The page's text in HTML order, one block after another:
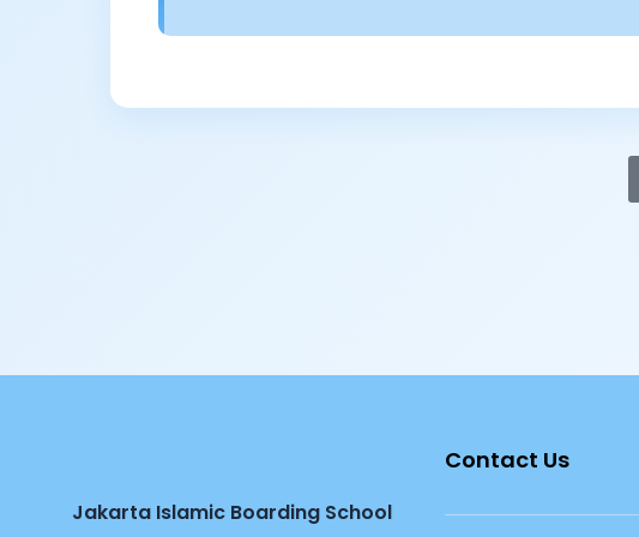
Jakarta Islamic Boarding School
Contact Us